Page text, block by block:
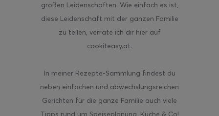
großen Leidenschaften. Wie einfach es ist,
diese Leidenschaft mit der ganzen Familie
zu teilen, verrate ich dir hier auf
cookiteasy.at.
In meiner Rezepte-Sammlung findest du
neben einfachen und abwechslungsreichen
Gerichten für die ganze Familie auch viele
Tipps rund um Speiseplanung, Küche & Co!